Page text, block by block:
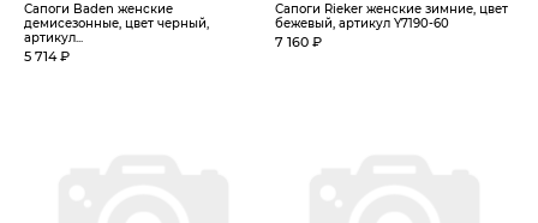
Сапоги Baden женские
демисезонные, цвет черный,
артикул...
5 714 ₽
Сапоги Rieker женские зимние, цвет
бежевый, артикул Y7190-60
7 160 ₽